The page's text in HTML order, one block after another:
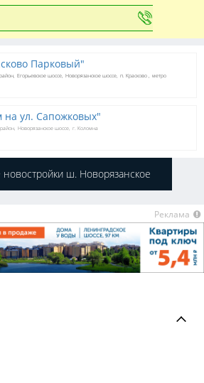
Парковый"
Егорьевское шоссе Новорязанское шоссе п. Красково
метро
ул. Сапожковых"
Новорязанское шоссе г. Коломна
новостройки ш. Новорязанское
Реклама